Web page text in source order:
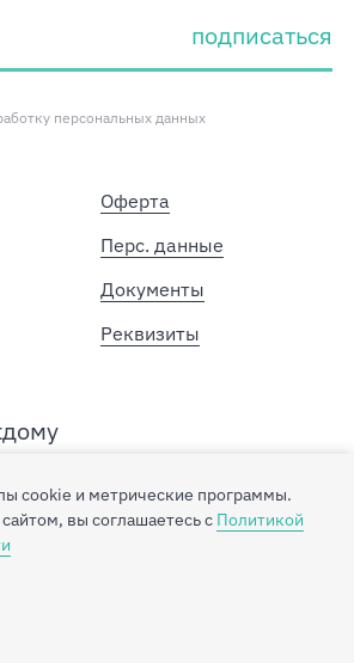
персональных данных
подписаться
Оферта
Перс. данные
Документы
Реквизиты
cookie и метрические программы.
вы соглашаетесь с Политикой